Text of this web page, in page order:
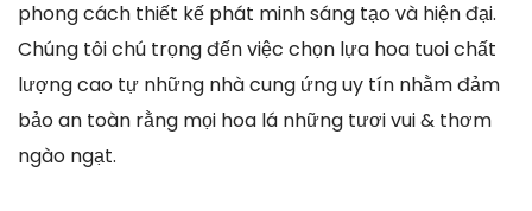
phong cách thiết kế phát minh sáng tạo và hiện đại.
Chúng tôi chú trọng đến việc chọn lựa hoa tuoi chất
lượng cao tự những nhà cung ứng uy tín nhằm đảm
bảo an toàn rằng mọi hoa lá những tươi vui & thơm
ngào ngạt.